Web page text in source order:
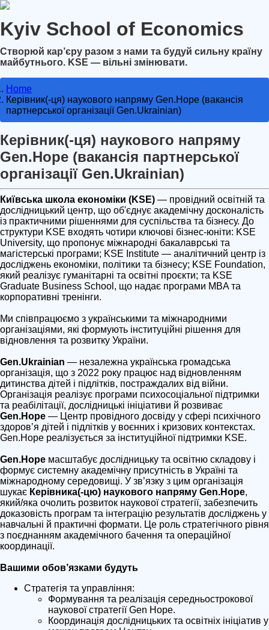
Kyiv School of Economics
Створюй кар’єру разом з нами та будуй сильну країну
майбутнього. KSE — вільні змінювати.
Home
Керівник(-ця) наукового напряму Gen.Hope (вакансія
партнерської організації Gen.Ukrainian)
Керівник(-ця) наукового напряму
Gen.Hope (вакансія партнерської
організації Gen.Ukrainian)
Київська школа економіки (KSE) — провідний освітній та
дослідницький центр, що об'єднує академічну досконалість
із практичними рішеннями для суспільства та бізнесу. До
структури KSE входять чотири ключові бізнес-юніти: KSE
University, що пропонує міжнародні бакалаврські та
магістерські програми; KSE Institute — аналітичний центр із
досліджень економіки, політики та бізнесу; KSE Foundation,
який реалізує гуманітарні та освітні проєкти; та KSE
Graduate Business School, що надає програми MBA та
корпоративні тренінги.
Ми співпрацюємо з українськими та міжнародними
організаціями, які формують інституційні рішення для
відновлення та розвитку України.
Gen.Ukrainian — незалежна українська громадська
організація, що з 2022 року працює над відновленням
дитинства дітей і підлітків, постраждалих від війни.
Організація реалізує програми психосоціальної підтримки
та реабілітації, дослідницькі ініціативи й розвиває
Gen.Hope — Центр провідного досвіду у сфері психічного
здоровʼя дітей і підлітків у воєнних і кризових контекстах.
Gen.Hope реалізується за інституційної підтримки KSE.
Gen.Hope масштабує дослідницьку та освітню складову і
формує системну академічну присутність в Україні та
міжнародному середовищі. У зв’язку з цим організація
шукає Керівника(-цю) наукового напряму Gen.Hope,
який/яка очолить розвиток наукової стратегії, забезпечить
доказовість програм та інтеграцію результатів досліджень у
навчальні й практичні формати. Це роль стратегічного рівня
з поєднанням академічного бачення та операційної
координації.
Вашими обов’язками будуть
Стратегія та управління:
Формування та реалізація середньострокової
наукової стратегії Gen Hope.
Координація дослідницьких та освітніх ініціатив у